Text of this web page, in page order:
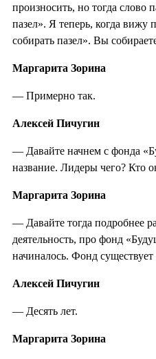
произносить, но тогда слово
пазел». Я теперь, когда вижу
собирать пазел». Вы
Маргарита Зорина
— Примерно так.
Алексей Пичугин
— Давайте начнем с фонда
название. Лидеры чего? Кто
Маргарита Зорина
— Давайте тогда подробнее
деятельность, про фонд
начиналось. Фонд существует
Алексей Пичугин
— Десять лет.
Маргарита Зорина